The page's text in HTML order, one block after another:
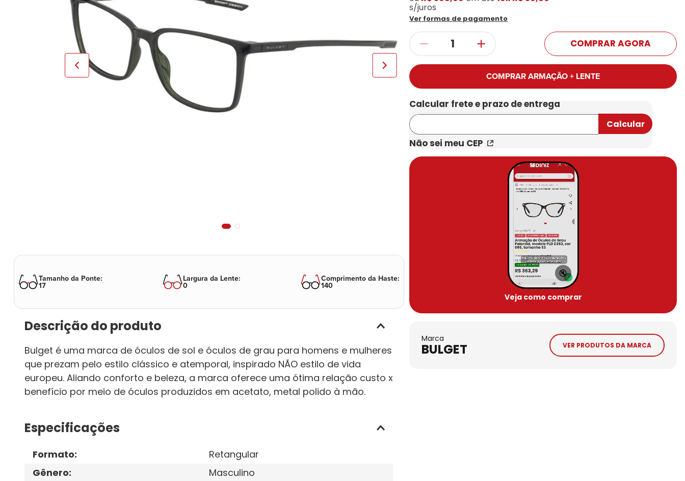
Tamanho da Ponte:
17
Largura da Lente:
0
Comprimento da Haste:
140
Descrição do produto
Bulget é uma marca de óculos de sol e óculos de grau para homens e mulheres
que prezam pelo estilo clássico e atemporal, inspirado NÃO estilo de vida
europeu. Aliando conforto e beleza, a marca oferece uma ótima relação custo x
benefício por meio de óculos produzidos em acetato, metal polido à mão.
Especificações
Formato:
Retangular
Gênero:
Masculino
s/juros
Ver formas de pagamento
COMPRAR AGORA
COMPRAR ARMAÇÃO + LENTE
Não sei meu CEP
🔇
Veja como comprar
Marca
BULGET VER PRODUTOS DA MARCA